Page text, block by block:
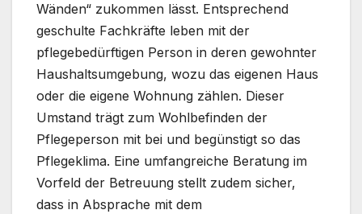
Wänden“ zukommen lässt. Entsprechend
geschulte Fachkräfte leben mit der
pflegebedürftigen Person in deren gewohnter
Haushaltsumgebung, wozu das eigenen Haus
oder die eigene Wohnung zählen. Dieser
Umstand trägt zum Wohlbefinden der
Pflegeperson mit bei und begünstigt so das
Pflegeklima. Eine umfangreiche Beratung im
Vorfeld der Betreuung stellt zudem sicher,
dass in Absprache mit dem